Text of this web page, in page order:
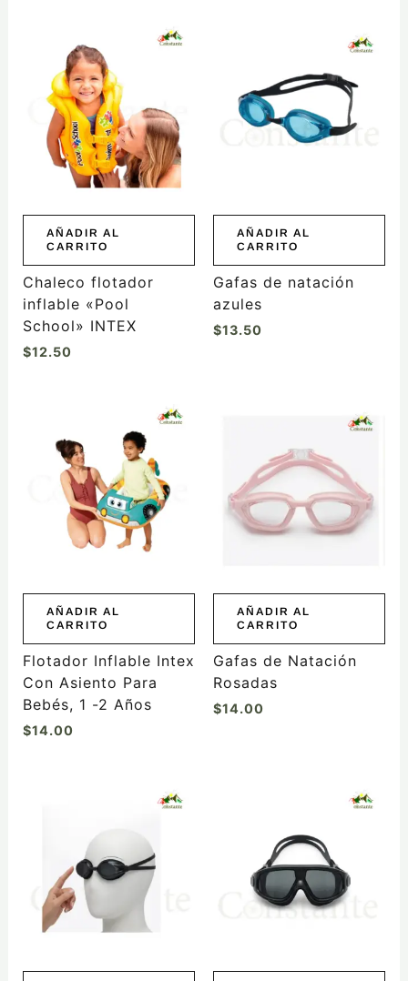
AÑADIR AL
CARRITO
Chaleco flotador
inflable «Pool
School» INTEX
$12.50
AÑADIR AL
CARRITO
Gafas de natación
azules
$13.50
AÑADIR AL
CARRITO
Flotador Inflable Intex
Con Asiento Para
Bebés, 1 -2 Años
$14.00
AÑADIR AL
CARRITO
Gafas de Natación
Rosadas
$14.00